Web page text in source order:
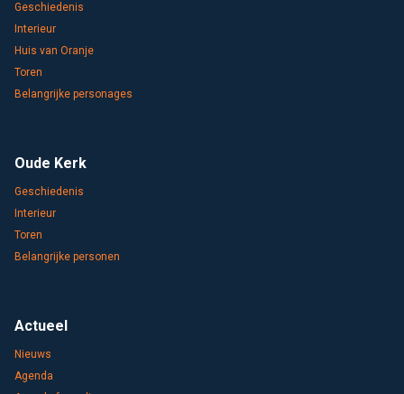
Geschiedenis
Interieur
Huis van Oranje
Toren
Belangrijke personages
Oude Kerk
Geschiedenis
Interieur
Toren
Belangrijke personen
Actueel
Nieuws
Agenda